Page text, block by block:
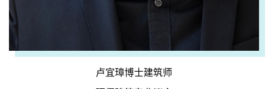
卢宜璋博士建筑师